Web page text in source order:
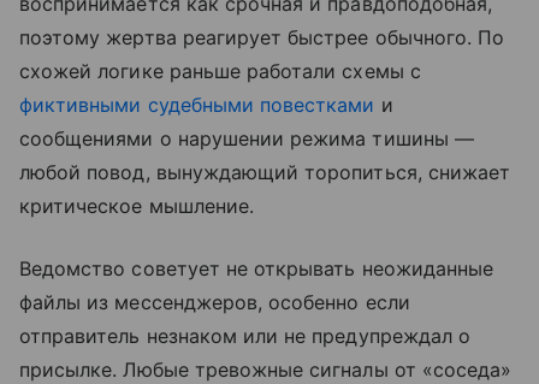
поэтому жертва реагирует быстрее обычного. По
схожей логике раньше работали схемы с
фиктивными судебными повестками и
сообщениями о нарушении режима тишины —
любой повод, вынуждающий торопиться, снижает
критическое мышление.
Ведомство советует не открывать неожиданные
файлы из мессенджеров, особенно если
отправитель незнаком или не предупреждал о
присылке. Любые тревожные сигналы от «соседа»